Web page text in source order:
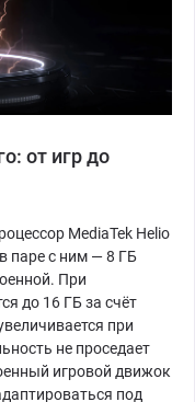
от игр до
MediaTek Helio
паре с ним — 8 ГБ
При
до 16 ГБ за счёт
при
не проседает
игровой движок
под